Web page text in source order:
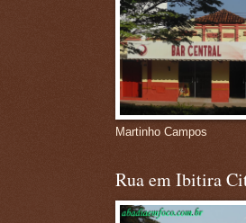
Martinho Campos
Rua em Ibitira